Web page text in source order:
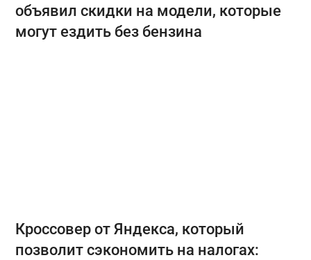
объявил скидки на модели, которые
могут ездить без бензина
Кроссовер от Яндекса, который
позволит сэкономить на налогах: